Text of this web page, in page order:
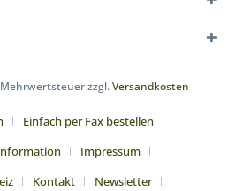
zzgl.Versandkosten
Einfach per Fax bestellen
Impressum
Kontakt
Newsletter